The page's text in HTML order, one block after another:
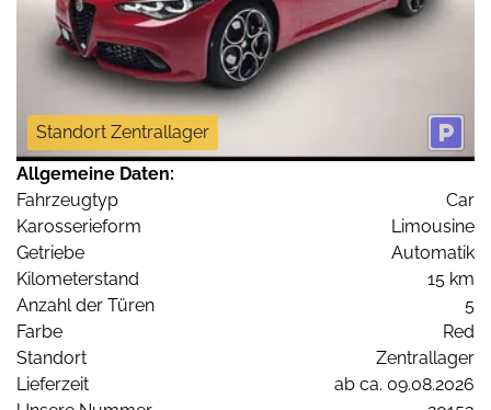
Standort Zentrallager
Allgemeine Daten:
Fahrzeugtyp
Car
Karosserieform
Limousine
Getriebe
Automatik
Kilometerstand
15 km
Anzahl der Türen
5
Farbe
Red
Standort
Zentrallager
Lieferzeit
ab ca. 09.08.2026